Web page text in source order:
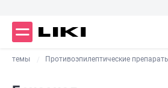
Противоэпилептические